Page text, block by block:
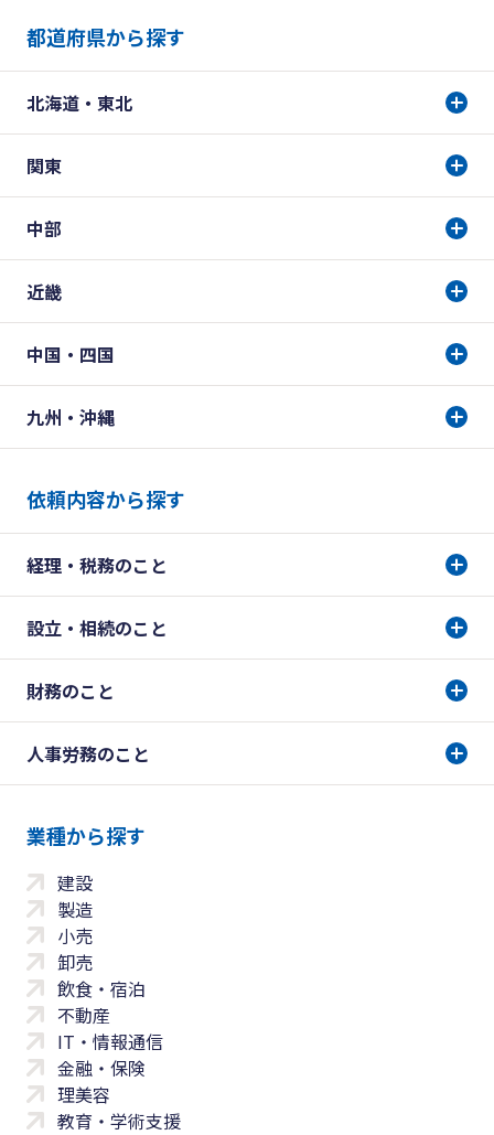
都道府県から探す
北海道・東北
関東
中部
近畿
中国・四国
九州・沖縄
依頼内容から探す
経理・税務のこと
設立・相続のこと
財務のこと
人事労務のこと
業種から探す
建設
製造
小売
卸売
飲食・宿泊
不動産
IT・情報通信
金融・保険
理美容
教育・学術支援